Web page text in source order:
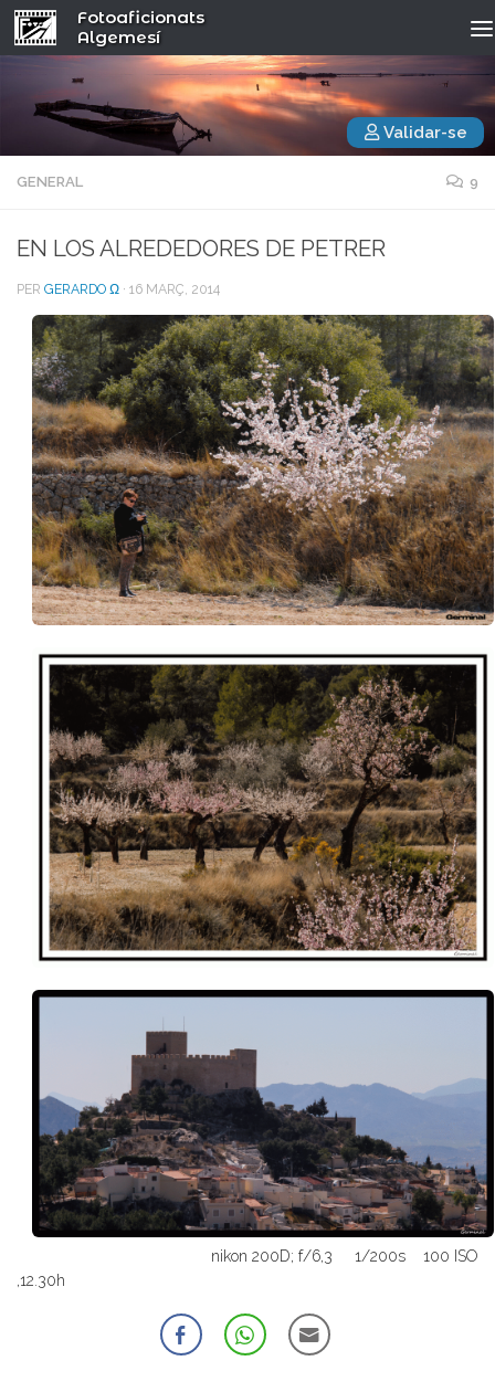
Fotoaficionats
Algemesí
Validar-se
GENERAL 9
EN LOS ALREDEDORES DE PETRER
PER GERARDO Ω · 16 MARÇ, 2014
nikon 200D; f/6,3 1/200s 100 ISO
,12.30h